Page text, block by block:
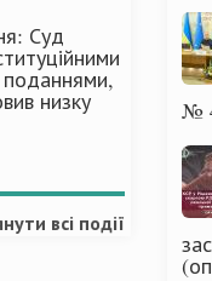
Суд
поданнями,
низку
всі події
№